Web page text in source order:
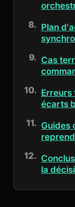
Plan
Cas
Erreurs
écarts
Guides
la